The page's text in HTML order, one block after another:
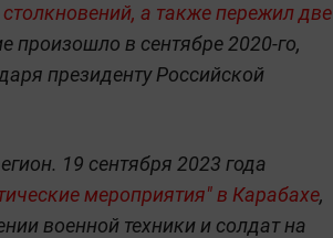
а также пережил две
произошло в сентябре 2020-го,
президенту Российской
19 сентября 2023 года
мероприятия" в Карабахе,
военной техники и солдат на